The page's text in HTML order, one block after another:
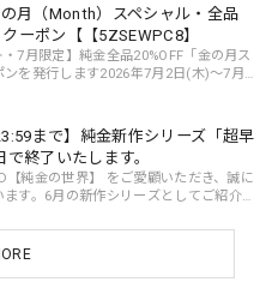
の月（Month）スペシャル・全品
ーポン【【5ZSEWPC8】
7月限定】純金全品20%OFF「金の月ス
を発行します2026年7月2日(木)〜7月31
ました。JUNGOLDでは本日より...
まで】純金新作シリーズ「超早
終了いたします。
【純金の世界】 をご愛顧いただき、誠に
す。6月の新作シリーズとしてご紹介し
、本日6月30日(月) 23:59ま...